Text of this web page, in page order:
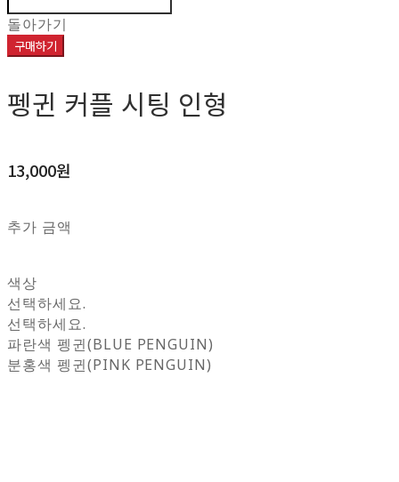
돌아가기
구매하기
펭귄 커플 시팅 인형
13,000원
추가 금액
색상
선택하세요.
선택하세요.
파란색 펭귄(BLUE PENGUIN)
분홍색 펭귄(PINK PENGUIN)